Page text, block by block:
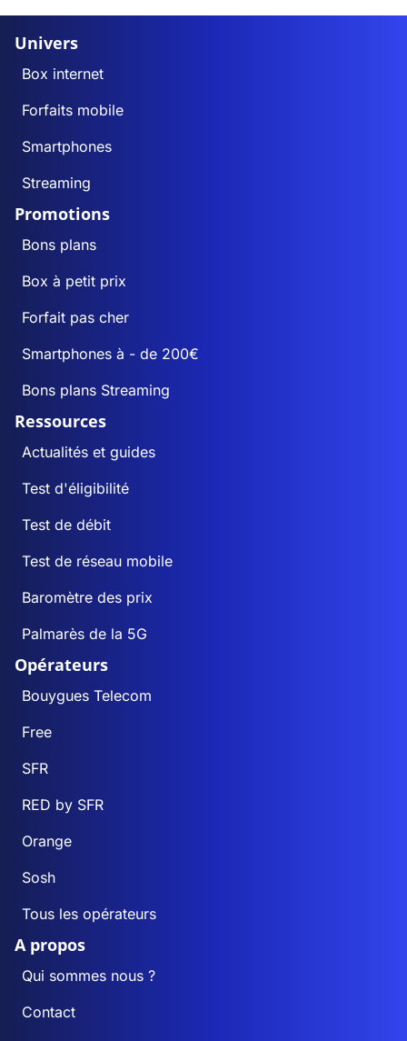
Univers
Box internet
Forfaits mobile
Smartphones
Streaming
Promotions
Bons plans
Box à petit prix
Forfait pas cher
Smartphones à - de 200€
Bons plans Streaming
Ressources
Actualités et guides
Test d'éligibilité
Test de débit
Test de réseau mobile
Baromètre des prix
Palmarès de la 5G
Opérateurs
Bouygues Telecom
Free
SFR
RED by SFR
Orange
Sosh
Tous les opérateurs
A propos
Qui sommes nous ?
Contact